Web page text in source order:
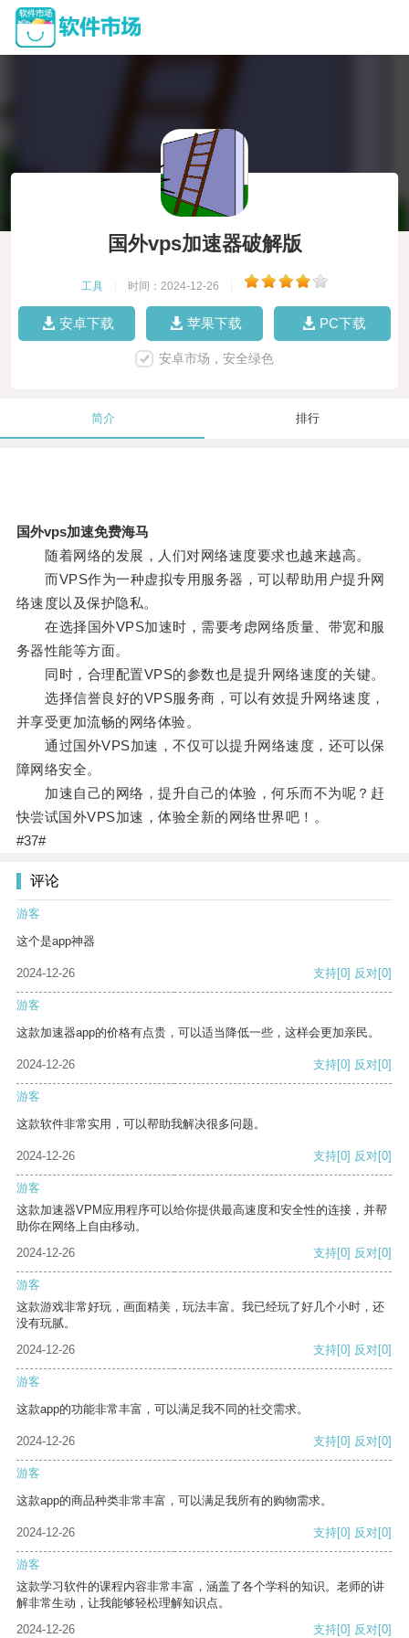
国外vps加速器破解版
工具 时间：2024-12-26
安卓下载 苹果下载 PC下载
安卓市场，安全绿色
简介 排行
国外vps加速免费海马
随着网络的发展，人们对网络速度要求也越来越高。
而VPS作为一种虚拟专用服务器，可以帮助用户提升网
络速度以及保护隐私。
在选择国外VPS加速时，需要考虑网络质量、带宽和服
务器性能等方面。
同时，合理配置VPS的参数也是提升网络速度的关键。
选择信誉良好的VPS服务商，可以有效提升网络速度，
并享受更加流畅的网络体验。
通过国外VPS加速，不仅可以提升网络速度，还可以保
障网络安全。
加速自己的网络，提升自己的体验，何乐而不为呢？赶
快尝试国外VPS加速，体验全新的网络世界吧！。
#37#
评论
游客
这个是app神器
2024-12-26 支持[0] 反对[0]
游客
这款加速器app的价格有点贵，可以适当降低一些，这样会更加亲民。
2024-12-26 支持[0] 反对[0]
游客
这款软件非常实用，可以帮助我解决很多问题。
2024-12-26 支持[0] 反对[0]
游客
这款加速器VPM应用程序可以给你提供最高速度和安全性的连接，并帮
助你在网络上自由移动。
2024-12-26
支持[0] 反对[0]
游客
这款游戏非常好玩，画面精美，玩法丰富。我已经玩了好几个小时，还
没有玩腻。
2024-12-26
支持[0] 反对[0]
游客
这款app的功能非常丰富，可以满足我不同的社交需求。
2024-12-26 支持[0] 反对[0]
游客
这款app的商品种类非常丰富，可以满足我所有的购物需求。
2024-12-26 支持[0] 反对[0]
游客
这款学习软件的课程内容非常丰富，涵盖了各个学科的知识。老师的讲
解非常生动，让我能够轻松理解知识点。
2024-12-26
支持[0] 反对[0]